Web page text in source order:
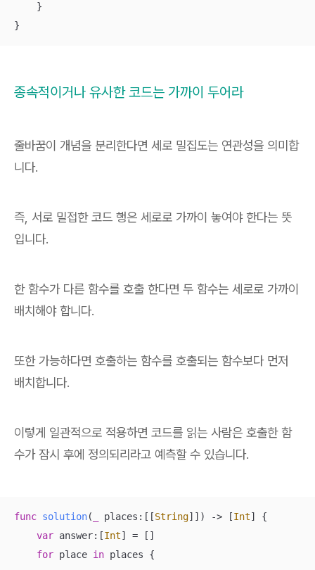
    }
}
종속적이거나 유사한 코드는 가까이 두어라
줄바꿈이 개념을 분리한다면 세로 밀집도는 연관성을 의미합
니다.
즉, 서로 밀접한 코드 행은 세로로 가까이 놓여야 한다는 뜻
입니다.
한 함수가 다른 함수를 호출 한다면 두 함수는 세로로 가까이
배치해야 합니다.
또한 가능하다면 호출하는 함수를 호출되는 함수보다 먼저
배치합니다.
이렇게 일관적으로 적용하면 코드를 읽는 사람은 호출한 함
수가 잠시 후에 정의되리라고 예측할 수 있습니다.
func solution( places :[[String]]) -> [Int] {
var answer:[Int] = []
for place in places {